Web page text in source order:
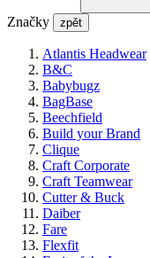
Značky zpět
Atlantis Headwear
B&C
Babybugz
BagBase
Beechfield
Build your Brand
Clique
Craft Corporate
Craft Teamwear
Cutter & Buck
Daiber
Fare
Flexfit